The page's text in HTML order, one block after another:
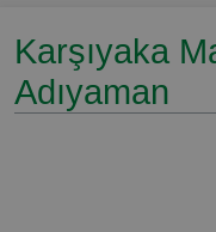
Karşıyaka
Adıyaman